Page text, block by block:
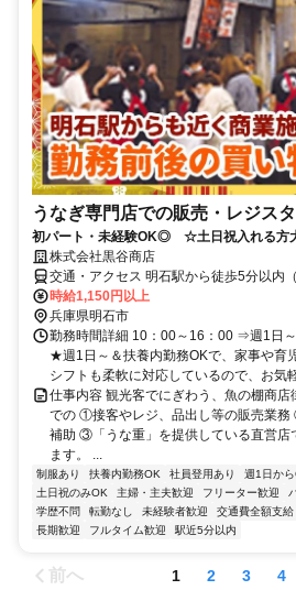
うなぎ専門店での販売・レジス
初パート・未経験OK◎ ☆土日祝入れる方
株式会社黒谷商店
交通・アクセス 明石駅から徒歩5分以内
時給1,150円以上
兵庫県明石市
勤務時間詳細 10：00～16：00 ⇒週1日
★週1日～＆扶養内勤務OKで、家事や育
シフトも柔軟に対応しているので、お気
仕事内容 観光客でにぎわう、魚の棚商
での ①接客やレジ、品出し等の販売業
補助 ③「うな重」を提供している直営店
ます。 ...
制服あり 扶養内勤務OK 社員登用あり 週1日か
土日祝のみOK
主婦・主夫歓迎 フリーター歓迎
学歴不問
転勤なし 未経験者歓迎 交通費全額支給
長期歓迎
フルタイム歓迎 駅近5分以内
前へ 1 2 3 4